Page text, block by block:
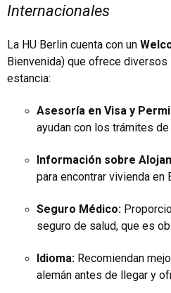
Internacionales
La HU Berlin cuenta con un
Bienvenida) que ofrece
estancia:
Asesoría en Visa y
ayudan con los trámites de
Información sobre
para encontrar vivienda en
Seguro Médico:
seguro de salud, que es
Idioma: Recomiendan
alemán antes de llegar y